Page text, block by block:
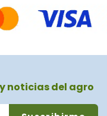
noticias del agro